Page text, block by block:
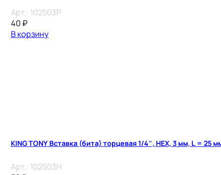
Арт.: 102503P
40 ₽
В корзину
KING TONY Вставка (бита) торцевая 1/4″, HEX, 3 мм, L = 25
Арт.: 102503H